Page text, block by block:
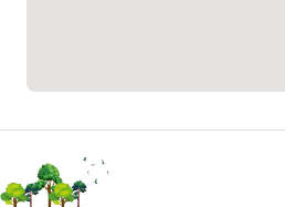
মাদকদ্রব্য নিয়ন্ত্রণ হটলাইন